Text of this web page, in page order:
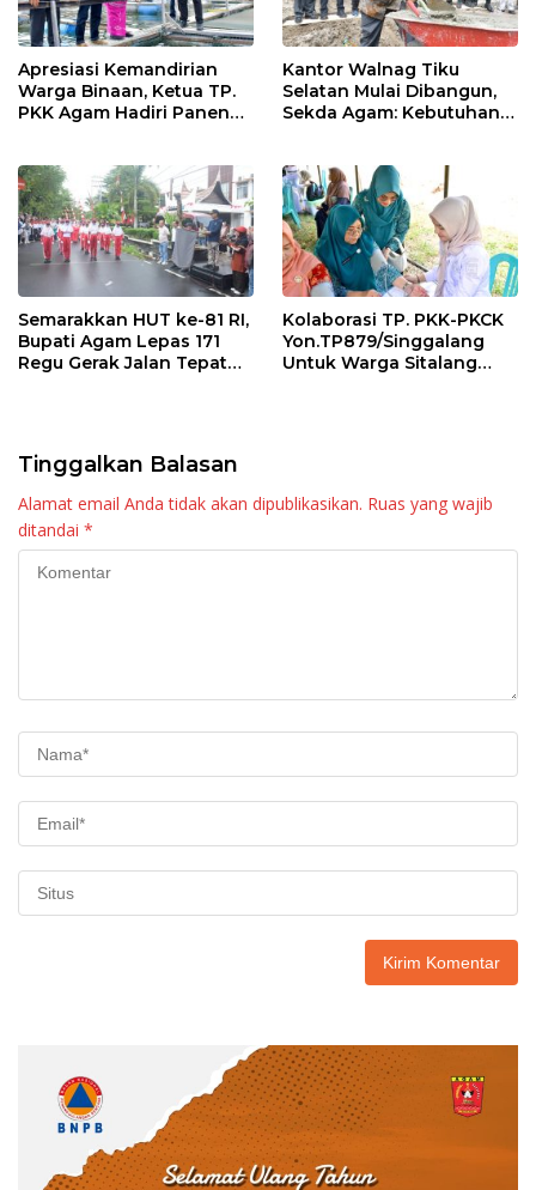
Apresiasi Kemandirian
Warga Binaan, Ketua TP.
PKK Agam Hadiri Panen
Kantor Walnag Tiku
Selatan Mulai Dibangun,
Sekda Agam: Kebutuhan
Semarakkan HUT ke-81 RI,
Bupati Agam Lepas 171
Regu Gerak Jalan Tepat
Kolaborasi TP. PKK-PKCK
Yon.TP879/Singgalang
Untuk Warga Sitalang
Tinggalkan Balasan
Alamat email Anda tidak akan dipublikasikan. Ruas yang wajib
ditandai *